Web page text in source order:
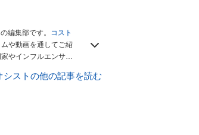
編集部です。
コスト
や動画を通してご紹
やインフルエンサー
シストの他の記事を読む